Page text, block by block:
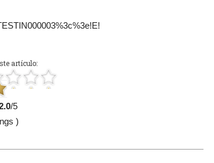
artículo:
/5
)